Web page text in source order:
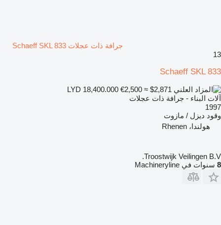
جرافة ذات عجلات Schaeff SKL 833
13
Schaeff SKL 833
€2,500 ≈ $2,871
آلات البناء - جرافة ذات عجلات
1997
وقود ديزل / مازوت
هولندا، Rhenen
Troostwijk Veilingen B.V.
8 سنوات في Machineryline